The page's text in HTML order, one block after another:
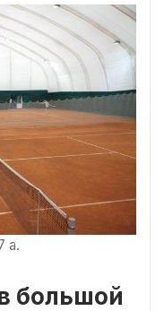
а.
большой